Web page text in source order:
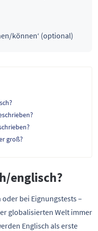
können‘ (optional)
groß?
englisch?
bei Eignungstests –
globalisierten Welt immer
Englisch als erste